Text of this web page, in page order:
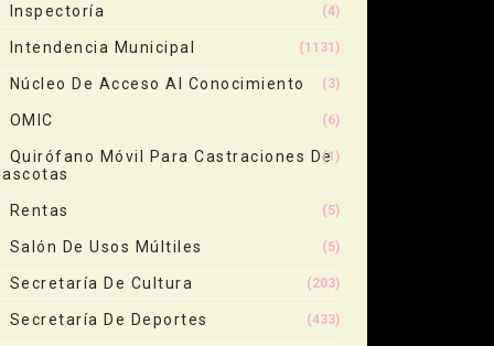
Inspectoría (4)
Intendencia Municipal (1131)
Núcleo De Acceso Al Conocimiento (3)
OMIC (6)
Quirófano Móvil Para Castraciones De(1)
Rentas (5)
Salón De Usos Múltiles (5)
Secretaría De Cultura (203)
Secretaría De Deportes (433)